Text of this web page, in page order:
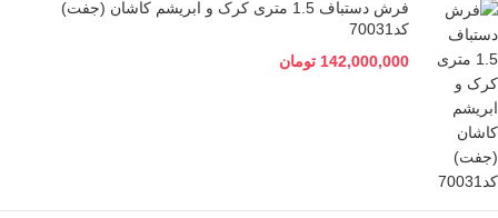
فرش دستباف 1.5 متری کرک و ابریشم کاشان (جفت)
کد70031
142,000,000 تومان